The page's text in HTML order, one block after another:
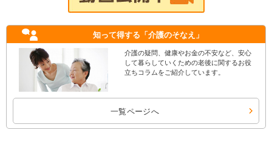
知って得する 「介護のそなえ」
介護の疑問、健康やお金の不安など、安心
して暮らしていくための老後に関するお役
立ちコラムをご紹介しています。
一覧ページへ